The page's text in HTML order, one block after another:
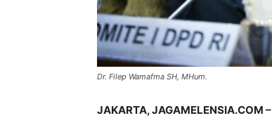
Dr. Filep Wamafma SH, MHum.
JAKARTA, JAGAMELENSIA.COM –